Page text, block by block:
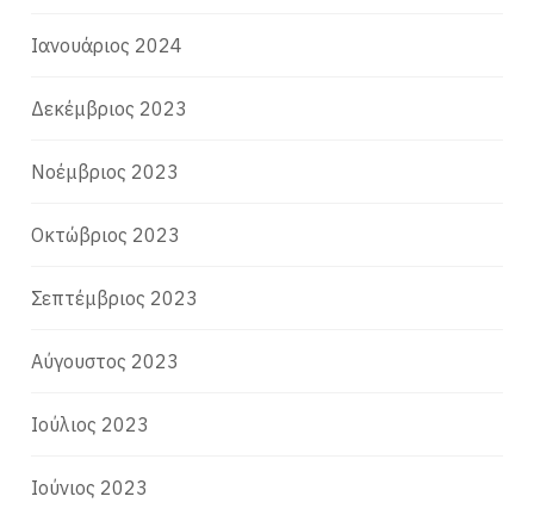
Ιανουάριος 2024
Δεκέμβριος 2023
Νοέμβριος 2023
Οκτώβριος 2023
Σεπτέμβριος 2023
Αύγουστος 2023
Ιούλιος 2023
Ιούνιος 2023